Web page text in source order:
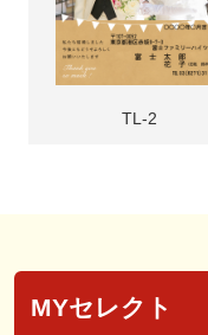
TL-2
MYセレクト